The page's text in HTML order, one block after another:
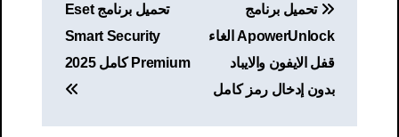
المقالات
تحميل برنامج
ApowerUnlock الغاء
قفل الايفون والايباد
بدون إدخال رمز كامل
تحميل برنامج Eset
Smart Security
Premium كامل 2025